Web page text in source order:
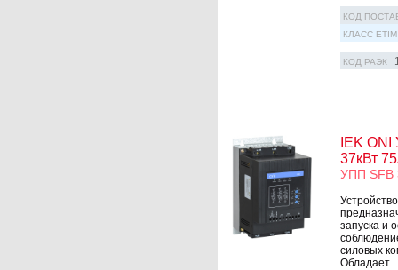
КОД
КЛАСС ETIM
КОД РАЭК
IEK
37кВт
УПП SFB
запуска и
силовых
Обладает